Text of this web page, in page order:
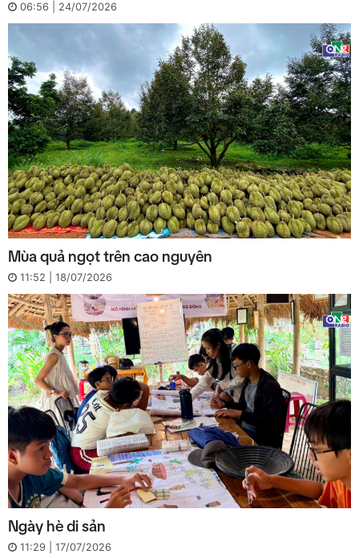
06:56 | 24/07/2026
Mùa quả ngọt trên cao nguyên
11:52 | 18/07/2026
Ngày hè di sản
11:29 | 17/07/2026